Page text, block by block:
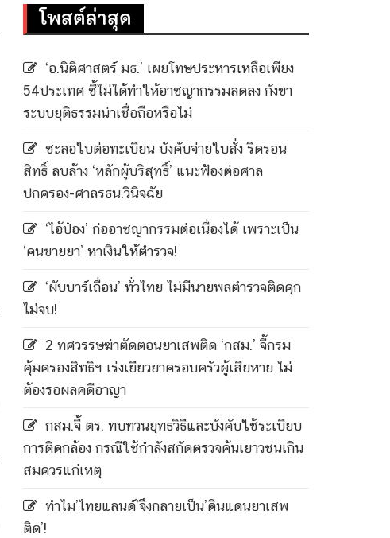
โพสต์ล่าสุด
‘อ.นิติศาสตร์ มธ.’ เผยโทษประหารเหลือเพียง
54ประเทศ ชี้ไม่ได้ทำให้อาชญากรรมลดลง กังขา
ระบบยุติธรรมน่าเชื่อถือหรือไม่
ชะลอใบต่อทะเบียน บังคับจ่ายใบสั่ง ริดรอน
สิทธิ์ ลบล้าง ‘หลักผู้บริสุทธิ์’ แนะฟ้องต่อศาล
ปกครอง-ศาลรธน.วินิจฉัย
‘ไอ้ป๋อง’ ก่ออาชญากรรมต่อเนื่องได้ เพราะเป็น
‘คนขายยา’ หาเงินให้ตำรวจ!
‘ผับบาร์เถื่อน’ ทั่วไทย ไม่มีนายพลตำรวจติดคุก
ไม่จบ!
2 ทศวรรษฆ่าตัดตอนยาเสพติด ‘กสม.’ จี้กรม
คุ้มครองสิทธิฯ เร่งเยียวยาครอบครัวผู้เสียหาย ไม่
ต้องรอผลคดีอาญา
กสม.จี้ ตร. ทบทวนยุทธวิธีและบังคับใช้ระเบียบ
การติดกล้อง กรณีใช้กำลังสกัดตรวจค้นเยาวชนเกิน
สมควรแก่เหตุ
ทำไม’ไทยแลนด์’จึงกลายเป็น’ดินแดนยาเสพ
ติด’!